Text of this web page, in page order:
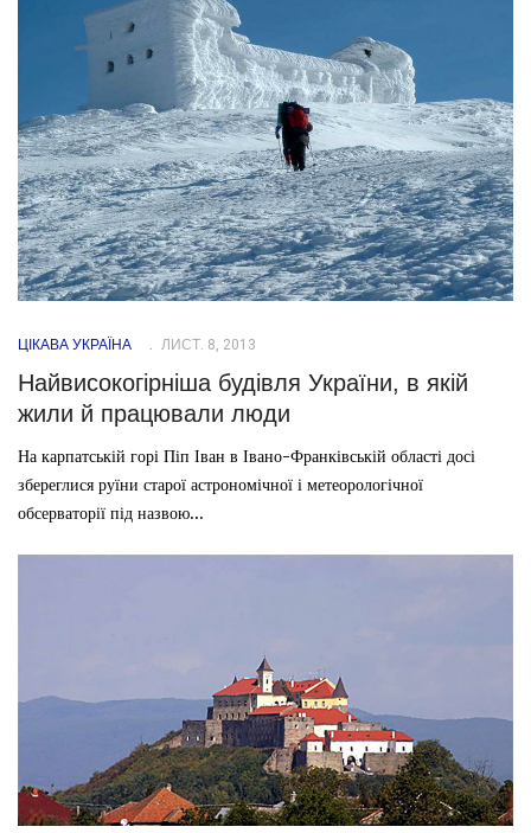
ЦІКАВА УКРАЇНА ЛИСТ. 8, 2013
Найвисокогірніша будівля України, в якій
жили й працювали люди
На карпатській горі Піп Іван в Івано-Франківській області досі
збереглися руїни старої астрономічної і метеорологічної
обсерваторії під назвою...